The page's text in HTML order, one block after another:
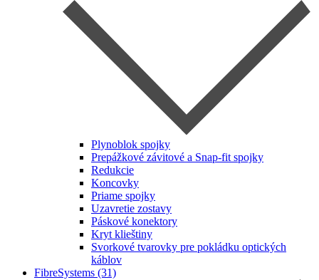
Plynoblok spojky
Prepážkové závitové a Snap-fit spojky
Redukcie
Koncovky
Priame spojky
Uzavretie zostavy
Páskové konektory
Kryt klieštiny
Svorkové tvarovky pre pokládku optických
káblov
FibreSystems (31)